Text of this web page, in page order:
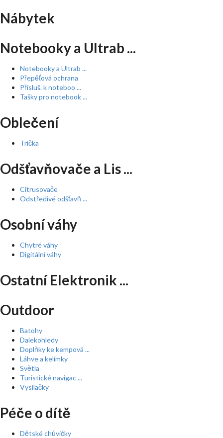
Nábytek
Notebooky a Ultrab ...
Notebooky a Ultrab ...
Přepěťová ochrana
Přísluš. k noteboo ...
Tašky pro notebook ...
Oblečení
Trička
Odšťavňovače a Lis ...
Citrusovače
Odstředivé odšťavň ...
Osobní váhy
Chytré váhy
Digitální váhy
Ostatní Elektronik ...
Outdoor
Batohy
Dalekohledy
Doplňky ke kempová ...
Láhve a kelímky
Světla
Turistické navigac ...
Vysílačky
Péče o dítě
Dětské chůvičky